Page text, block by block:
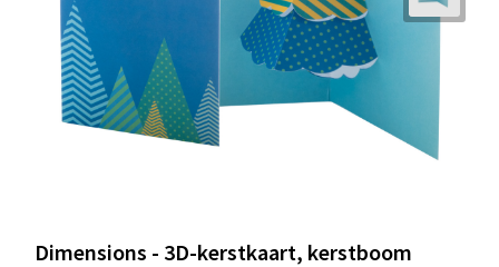
Dimensions - 3D-kerstkaart, kerstboom